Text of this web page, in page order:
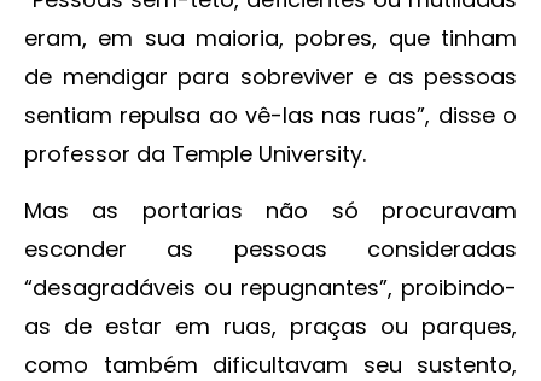
eram, em sua maioria, pobres, que tinham
de mendigar para sobreviver e as pessoas
sentiam repulsa ao vê-las nas ruas”, disse o
professor da Temple University.
Mas as portarias não só procuravam
esconder as pessoas consideradas
“desagradáveis ou repugnantes”, proibindo-
as de estar em ruas, praças ou parques,
como também dificultavam seu sustento,